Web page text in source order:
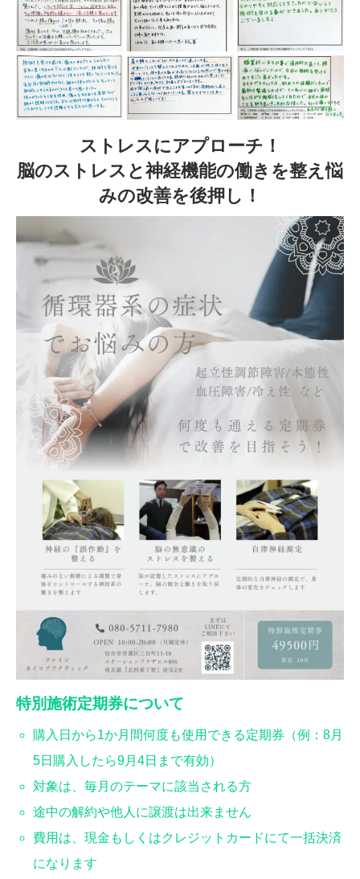
ストレスにアプローチ！
脳のストレスと神経機能の働きを整え悩
みの改善を後押し！
特別施術定期券について
購入日から1か月間何度も使用できる定期券（例：8月
5日購入したら9月4日まで有効）
対象は、毎月のテーマに該当される方
途中の解約や他人に譲渡は出来ません
費用は、現金もしくはクレジットカードにて一括決済
になります